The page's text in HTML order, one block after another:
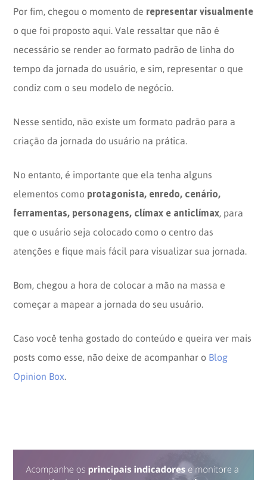
Por fim, chegou o momento de representar visualmente
o que foi proposto aqui. Vale ressaltar que não é
necessário se render ao formato padrão de linha do
tempo da jornada do usuário, e sim, representar o que
condiz com o seu modelo de negócio.
Nesse sentido, não existe um formato padrão para a
criação da jornada do usuário na prática.
No entanto, é importante que ela tenha alguns
elementos como protagonista, enredo, cenário,
ferramentas, personagens, clímax e anticlímax, para
que o usuário seja colocado como o centro das
atenções e fique mais fácil para visualizar sua jornada.
Bom, chegou a hora de colocar a mão na massa e
começar a mapear a jornada do seu usuário.
Caso você tenha gostado do conteúdo e queira ver mais
posts como esse, não deixe de acompanhar o Blog
Opinion Box.